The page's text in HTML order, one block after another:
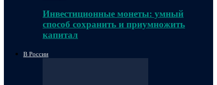
Инвестиционные монеты: умный
способ сохранить и приумножить
капитал
В России